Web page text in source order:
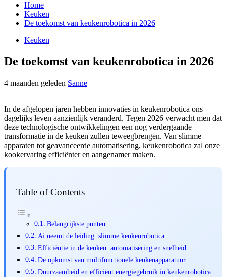
Home
Keuken
De toekomst van keukenrobotica in 2026
Keuken
De toekomst van keukenrobotica in 2026
4 maanden geleden Sanne
In de afgelopen jaren hebben innovaties in keukenrobotica ons
dagelijks leven aanzienlijk veranderd. Tegen 2026 verwacht men dat
deze technologische ontwikkelingen een nog verdergaande
transformatie in de keuken zullen teweegbrengen. Van slimme
apparaten tot geavanceerde automatisering, keukenrobotica zal onze
kookervaring efficiënter en aangenamer maken.
Table of Contents
Belangrijkste punten
Ai neemt de leiding: slimme keukenrobotica
Efficiëntie in de keuken: automatisering en snelheid
De opkomst van multifunctionele keukenapparatuur
Duurzaamheid en efficiënt energiegebruik in keukenrobotica